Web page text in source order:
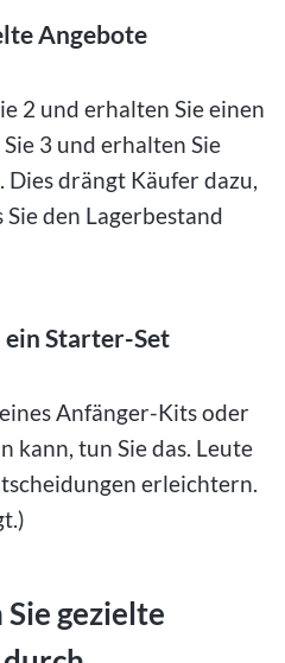
Angebote
2 und erhalten Sie einen
3 und erhalten Sie
drängt Käufer dazu,
Sie den Lagerbestand
ein Starter-Set
Anfänger-Kits oder
kann, tun Sie das. Leute
erleichtern.
gezielte